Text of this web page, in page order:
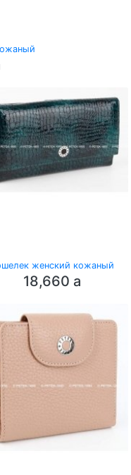
женский кожаный
18,660 a